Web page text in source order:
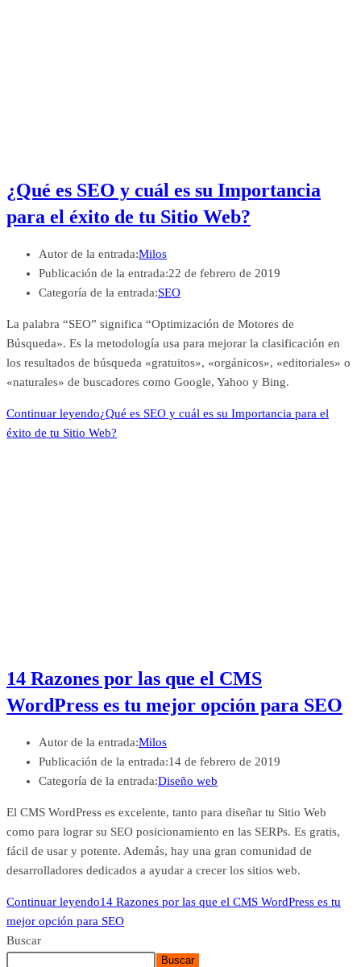
¿Qué es SEO y cuál es su Importancia
para el éxito de tu Sitio Web?
Autor de la entrada:Milos
Publicación de la entrada:22 de febrero de 2019
Categoría de la entrada:SEO
La palabra “SEO” significa “Optimización de Motores de
Búsqueda». Es la metodología usa para mejorar la clasificación en
los resultados de búsqueda «gratuitos», «orgánicos», «editoriales» o
«naturales» de buscadores como Google, Yahoo y Bing.
Continuar leyendo¿Qué es SEO y cuál es su Importancia para el
éxito de tu Sitio Web?
14 Razones por las que el CMS
WordPress es tu mejor opción para SEO
Autor de la entrada:Milos
Publicación de la entrada:14 de febrero de 2019
Categoría de la entrada:Diseño web
El CMS WordPress es excelente, tanto para diseñar tu Sitio Web
como para lograr su SEO posicionamiento en las SERPs. Es gratis,
fácil de usar y potente. Además, hay una gran comunidad de
desarrolladores dedicados a ayudar a crecer los sitios web.
Continuar leyendo14 Razones por las que el CMS WordPress es tu
mejor opción para SEO
Buscar
Buscar